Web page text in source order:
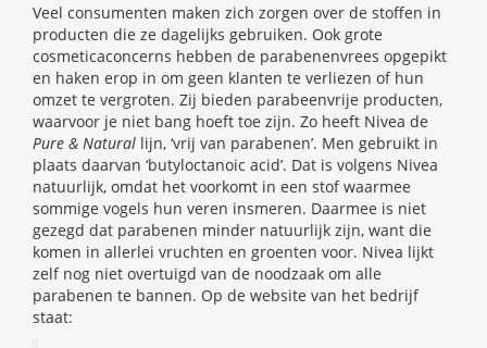
Veel consumenten maken zich zorgen over de stoffen in
producten die ze dagelijks gebruiken. Ook grote
cosmeticaconcerns hebben de parabenenvrees opgepikt
en haken erop in om geen klanten te verliezen of hun
omzet te vergroten. Zij bieden parabeenvrije producten,
waarvoor je niet bang hoeft toe zijn. Zo heeft Nivea de
Pure & Natural lijn, ‘vrij van parabenen’. Men gebruikt in
plaats daarvan ‘butyloctanoic acid’. Dat is volgens Nivea
natuurlijk, omdat het voorkomt in een stof waarmee
sommige vogels hun veren insmeren. Daarmee is niet
gezegd dat parabenen minder natuurlijk zijn, want die
komen in allerlei vruchten en groenten voor. Nivea lijkt
zelf nog niet overtuigd van de noodzaak om alle
parabenen te bannen. Op de website van het bedrijf
staat: